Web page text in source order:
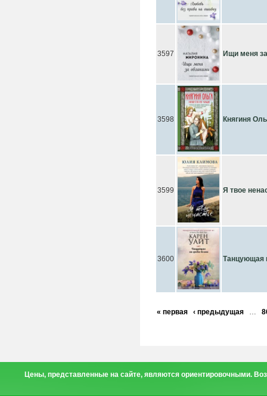
3597 Ищи меня
3598 Княгиня
3599 Я твое
3600 Танцующая
« первая ‹ предыдущая …
Цены, представленные на сайте, являются ориентировочными.